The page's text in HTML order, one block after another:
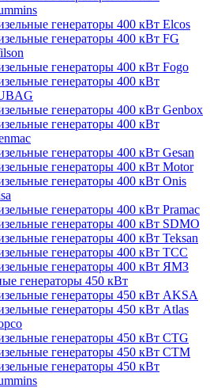
генераторы 400 кВт Elcos
генераторы 400 кВт FG
генераторы 400 кВт Fogo
генераторы 400 кВт
генераторы 400 кВт Genbox
генераторы 400 кВт
генераторы 400 кВт Gesan
генераторы 400 кВт Motor
генераторы 400 кВт Onis
генераторы 400 кВт Pramac
генераторы 400 кВт SDMO
генераторы 400 кВт Teksan
генераторы 400 кВт ТСС
генераторы 400 кВт ЯМЗ
генераторы 450 кВт
генераторы 450 кВт AKSA
генераторы 450 кВт Atlas
генераторы 450 кВт CTG
генераторы 450 кВт CTM
генераторы 450 кВт